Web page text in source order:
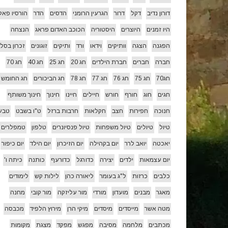
דורון נדיב דקל דרור הגרעין הרומני הדסים הדר הורסיו
היו זמנים היוצרים היסטוריה הכוכב האדום פראג הנצחה
הפגנה הצגה וותיקים וידאו ורד ותיקים זוגונים זכרון
חברה חברים חברת הילדים חג 20 חג 25 חג 40 חג 70
חג70 חג 75 חג 76 חג 77 חג 78 חג הביכורים חג החומש
חגים חוג חורף חורש חיילים חיינו חינוך חינוך משותף
חנוכה חפירות חצב חקלאות חרבות ברזל ט"ו בשבט
טיול טיולים טיול משפחות טיול פנסיונרים טלפון טמפלרים
יאכטה יואב לרר יום בקהילה יום הזיכרון יום הילד יום כיפור
יום עצמאות ילדים יצירה כדורגל כדורעף כותנה כיתה ו'
כלבים כרזות ל"ג בעומר ליאורה כהן לילות קש לימודים
מאגר מבנים מועדון מורדי מור עליזקה מור קובי מחנה
מטה אשר מייסדים מיסדים מיקי הרן מירוץ הלפיד מכבסה
מכתבים מלחמה מסיבה מפגש מפקד מצגת מקומות